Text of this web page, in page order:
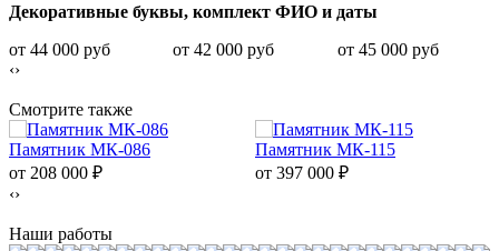
Декоративные буквы, комплект ФИО и даты
от 44 000 руб
от 42 000 руб
от 45 000 руб
‹›
Смотрите также
Памятник МК-086
от 208 000 ₽
Памятник МК-115
от 397 000 ₽
‹›
Наши работы